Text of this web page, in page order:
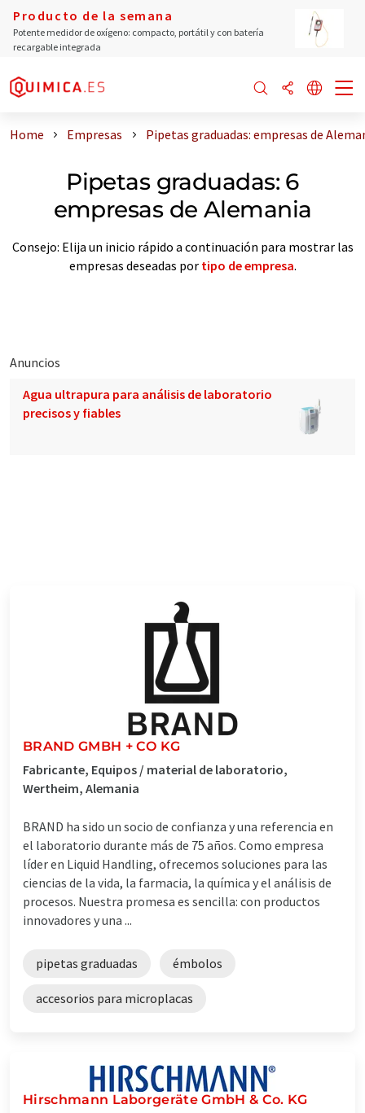
Producto de la semana
Potente medidor de oxígeno: compacto, portátil y con batería
recargable integrada
Home Empresas Pipetas graduadas: empresas de
Pipetas graduadas: 6
empresas de Alemania
Consejo: Elija un inicio rápido a continuación para mostrar las
empresas deseadas por tipo de empresa.
Anuncios
Agua ultrapura para análisis de laboratorio
precisos y fiables
BRAND GMBH + CO KG
Fabricante, Equipos / material de laboratorio,
Wertheim, Alemania
BRAND ha sido un socio de confianza y una referencia en
el laboratorio durante más de 75 años. Como empresa
líder en Liquid Handling, ofrecemos soluciones para las
ciencias de la vida, la farmacia, la química y el análisis de
procesos. Nuestra promesa es sencilla: con productos
innovadores y una ...
pipetas graduadas émbolos
accesorios para microplacas
Hirschmann Laborgeräte GmbH & Co. KG